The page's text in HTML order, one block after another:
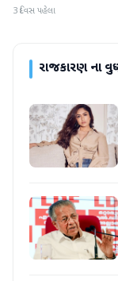
3 દિવસ પહેલા
રાજકારણના વધુ